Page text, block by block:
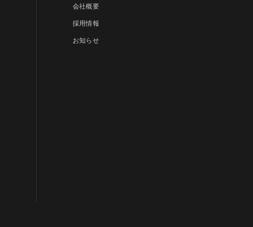
会社概要
採用情報
お知らせ